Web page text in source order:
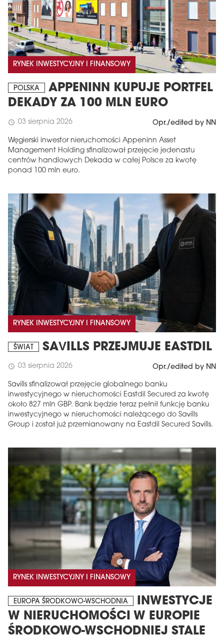
RYNEK INWESTYCYJNY I FINANSOWY
POLSKA
APPENINN KUPUJE PORTFEL
DEKADY ZA 100 MLN EURO
schedule 03 sierpnia 2026 Opr./edited by NN
Węgierski inwestor nieruchomości Appeninn Asset
Management Holding sfinalizował przejęcie jedenastu
centrów handlowych Dekada w całej Polsce za kwotę
ponad 100 mln euro.
RYNEK INWESTYCYJNY I FINANSOWY
ŚWIAT SAVILLS PRZEJMUJE EASTDIL
schedule 03 sierpnia 2026 Opr./edited by NN
Savills sfinalizował przejęcie globalnego banku
inwestycyjnego w nieruchomości Eastdil Secured za kwotę
około 827 mln GBP. Bank będzie teraz pełnił funkcję banku
inwestycyjnego w nieruchomości należącego do Savills
Group i został już przemianowany na Eastdil Secured Savills.
RYNEK INWESTYCYJNY I FINANSOWY
EUROPA ŚRODKOWO-WSCHODNIA
INWESTYCJE
W NIERUCHOMOŚCI W EUROPIE
ŚRODKOWO-WSCHODNIEJ STALE